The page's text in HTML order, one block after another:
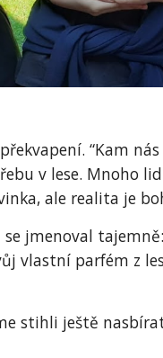
“Kam
v lese. Mnoho
ale realita je
jmenoval tajemně:
vlastní parfém z
stihli ještě